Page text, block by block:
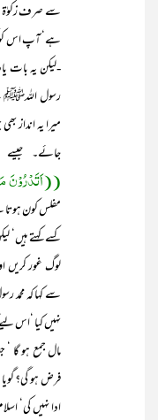
سے صرف زکوٰۃ
ہے‘ آپ اس کو
-لیکن یہ بات
رسول اللہﷺ
میرا یہ انداز
جائے۔
((اَتَدْرُوْنَ
مفلس کون ہوتا
کسے کہتے ہیں‘
لوگ غور کریں
سے کہا کہ
نہیں کیا ‘اس
مال جمع ہو گا
فرض ہو گی؟
ادا نہیں کی‘